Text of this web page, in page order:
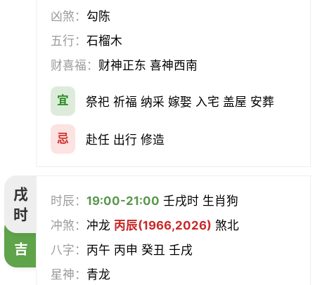
凶煞： 勾陈
五行：石榴木
财喜福： 财神正东 喜神西南
宜 祭祀 祈福 纳采 嫁娶 入宅 盖屋 安葬
忌 赴任 出行 修造
戌
时
吉
时辰：19:00-21:00 壬戌时 生肖狗
冲煞：冲龙 丙辰(1966,2026) 煞北
八字： 丙午 丙申 癸丑 壬戌
星神： 青龙